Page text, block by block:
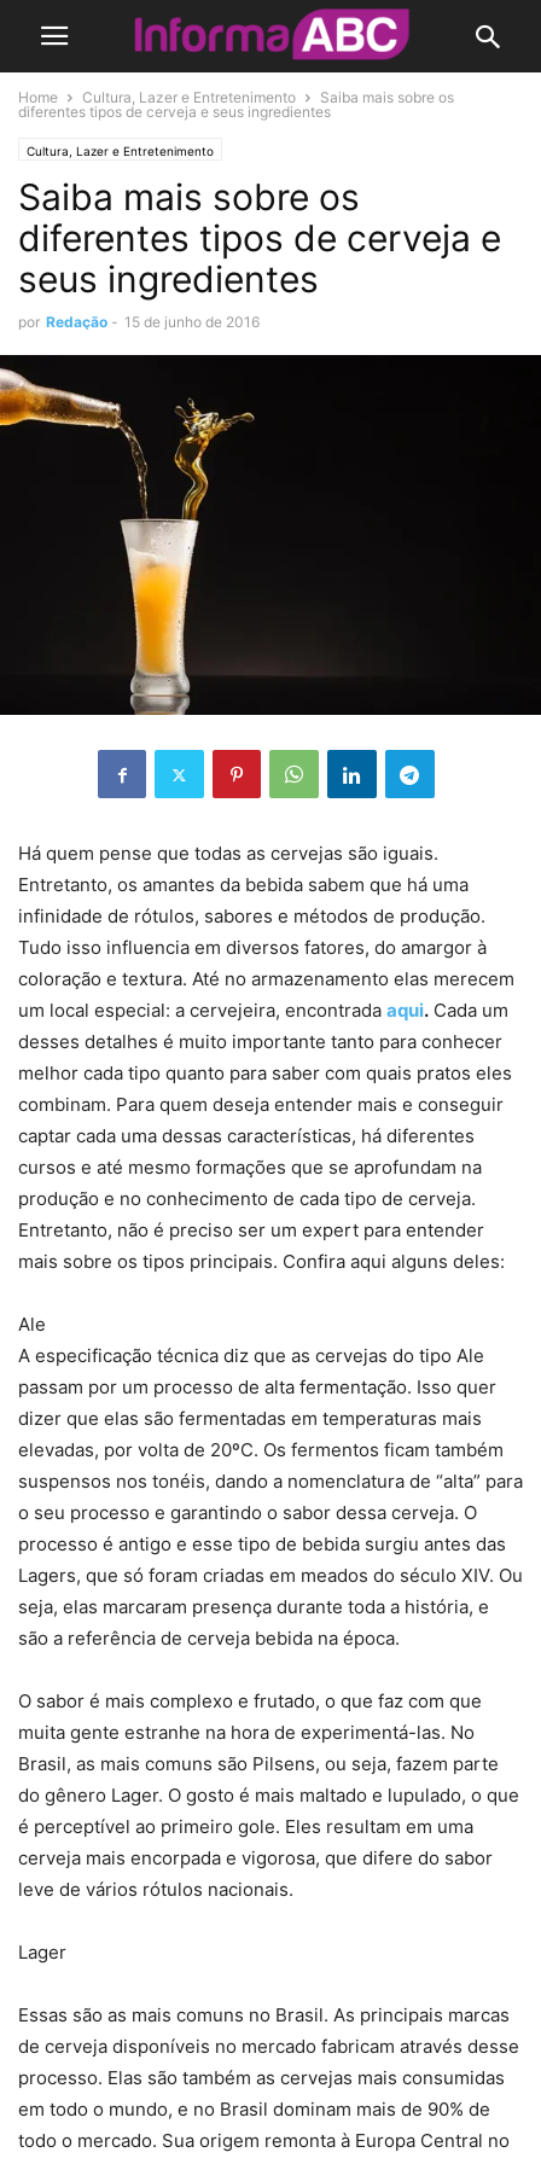
Home Cultura, Lazer e Entretenimento
Saiba mais sobre os
diferentes tipos de cerveja e seus ingredientes
Cultura, Lazer e Entretenimento
Saiba mais sobre os
diferentes tipos de cerveja e
seus ingredientes
por Redação - 15 de junho de 2016
Há quem pense que todas as cervejas são iguais.
Entretanto, os amantes da bebida sabem que há uma
infinidade de rótulos, sabores e métodos de produção.
Tudo isso influencia em diversos fatores, do amargor à
coloração e textura. Até no armazenamento elas merecem
um local especial: a cervejeira, encontrada aqui. Cada um
desses detalhes é muito importante tanto para conhecer
melhor cada tipo quanto para saber com quais pratos eles
combinam. Para quem deseja entender mais e conseguir
captar cada uma dessas características, há diferentes
cursos e até mesmo formações que se aprofundam na
produção e no conhecimento de cada tipo de cerveja.
Entretanto, não é preciso ser um expert para entender
mais sobre os tipos principais. Confira aqui alguns deles:
Ale
A especificação técnica diz que as cervejas do tipo Ale
passam por um processo de alta fermentação. Isso quer
dizer que elas são fermentadas em temperaturas mais
elevadas, por volta de 20ºC. Os fermentos ficam também
suspensos nos tonéis, dando a nomenclatura de “alta” para
o seu processo e garantindo o sabor dessa cerveja. O
processo é antigo e esse tipo de bebida surgiu antes das
Lagers, que só foram criadas em meados do século XIV. Ou
seja, elas marcaram presença durante toda a história, e
são a referência de cerveja bebida na época.
O sabor é mais complexo e frutado, o que faz com que
muita gente estranhe na hora de experimentá-las. No
Brasil, as mais comuns são Pilsens, ou seja, fazem parte
do gênero Lager. O gosto é mais maltado e lupulado, o que
é perceptível ao primeiro gole. Eles resultam em uma
cerveja mais encorpada e vigorosa, que difere do sabor
leve de vários rótulos nacionais.
Lager
Essas são as mais comuns no Brasil. As principais marcas
de cerveja disponíveis no mercado fabricam através desse
processo. Elas são também as cervejas mais consumidas
em todo o mundo, e no Brasil dominam mais de 90% de
todo o mercado. Sua origem remonta à Europa Central no